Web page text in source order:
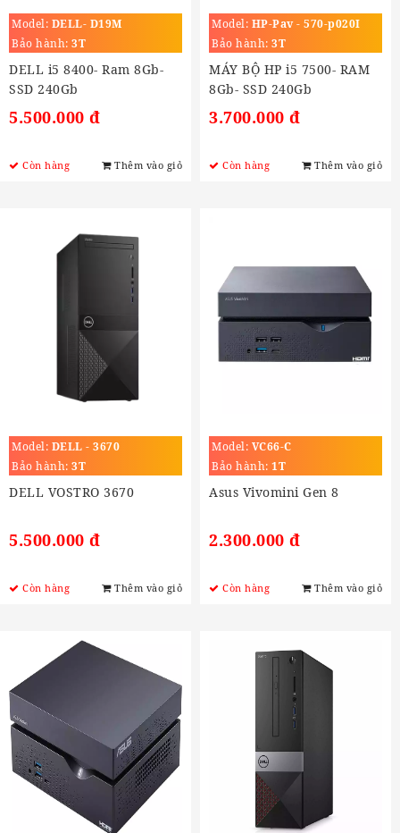
Model: DELL- D19M
Bảo hành: 3T
DELL i5 8400- Ram 8Gb-
SSD 240Gb
5.500.000 đ
Còn hàng Thêm vào giỏ
Model: HP-Pav - 570-p020I
Bảo hành: 3T
MÁY BỘ HP i5 7500- RAM
8Gb- SSD 240Gb
3.700.000 đ
Còn hàng Thêm vào giỏ
Model: DELL - 3670
Bảo hành: 3T
DELL VOSTRO 3670
5.500.000 đ
Còn hàng Thêm vào giỏ
Model: VC66-C
Bảo hành: 1T
Asus Vivomini Gen 8
2.300.000 đ
Còn hàng Thêm vào giỏ